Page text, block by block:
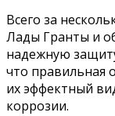
Всего за
Лады Гранты и
надежную
что правильная
их эффектный
коррозии.